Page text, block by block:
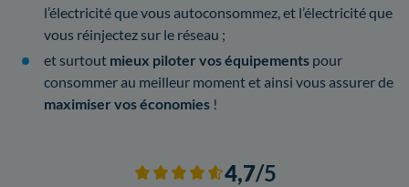
l’électricité que vous autoconsommez, et l’électricité que
vous réinjectez sur le réseau ;
et surtout mieux piloter vos équipements pour
consommer au meilleur moment et ainsi vous assurer de
maximiser vos économies !
4,7/5